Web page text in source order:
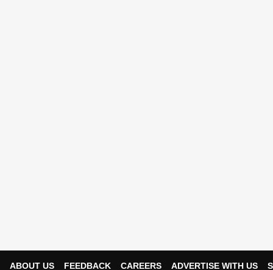
ABOUT US FEEDBACK CAREERS ADVERTISE WITH US